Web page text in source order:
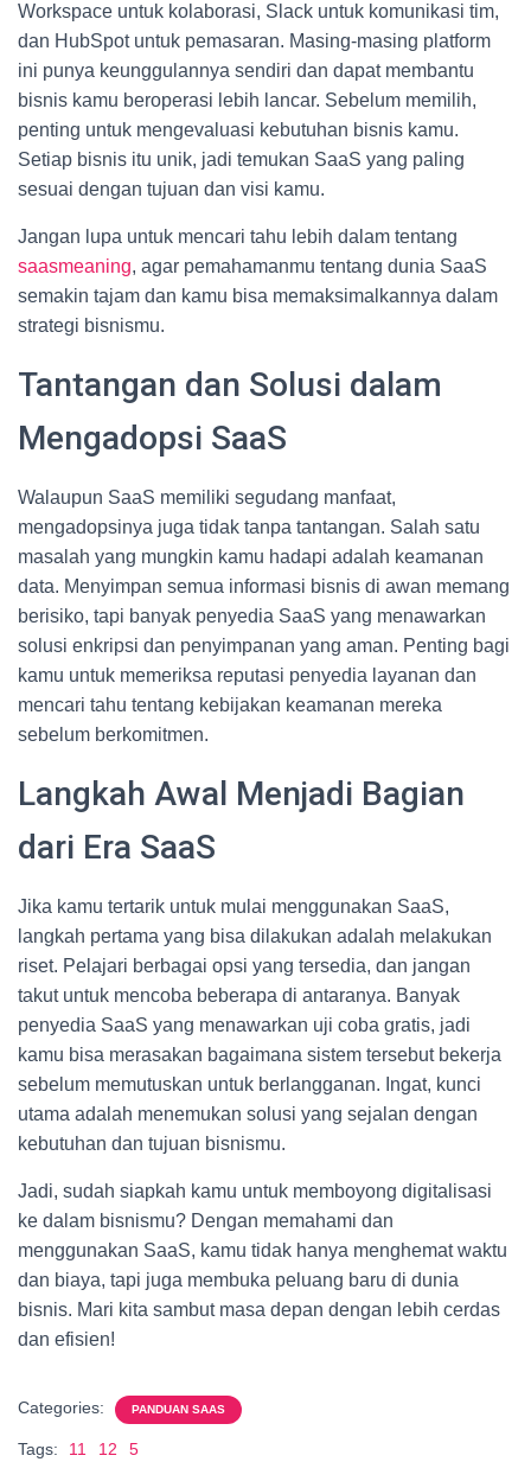
Workspace untuk kolaborasi, Slack untuk komunikasi tim,
dan HubSpot untuk pemasaran. Masing-masing platform
ini punya keunggulannya sendiri dan dapat membantu
bisnis kamu beroperasi lebih lancar. Sebelum memilih,
penting untuk mengevaluasi kebutuhan bisnis kamu.
Setiap bisnis itu unik, jadi temukan SaaS yang paling
sesuai dengan tujuan dan visi kamu.
Jangan lupa untuk mencari tahu lebih dalam tentang
saasmeaning, agar pemahamanmu tentang dunia SaaS
semakin tajam dan kamu bisa memaksimalkannya dalam
strategi bisnismu.
Tantangan dan Solusi dalam
Mengadopsi SaaS
Walaupun SaaS memiliki segudang manfaat,
mengadopsinya juga tidak tanpa tantangan. Salah satu
masalah yang mungkin kamu hadapi adalah keamanan
data. Menyimpan semua informasi bisnis di awan memang
berisiko, tapi banyak penyedia SaaS yang menawarkan
solusi enkripsi dan penyimpanan yang aman. Penting bagi
kamu untuk memeriksa reputasi penyedia layanan dan
mencari tahu tentang kebijakan keamanan mereka
sebelum berkomitmen.
Langkah Awal Menjadi Bagian
dari Era SaaS
Jika kamu tertarik untuk mulai menggunakan SaaS,
langkah pertama yang bisa dilakukan adalah melakukan
riset. Pelajari berbagai opsi yang tersedia, dan jangan
takut untuk mencoba beberapa di antaranya. Banyak
penyedia SaaS yang menawarkan uji coba gratis, jadi
kamu bisa merasakan bagaimana sistem tersebut bekerja
sebelum memutuskan untuk berlangganan. Ingat, kunci
utama adalah menemukan solusi yang sejalan dengan
kebutuhan dan tujuan bisnismu.
Jadi, sudah siapkah kamu untuk memboyong digitalisasi
ke dalam bisnismu? Dengan memahami dan
menggunakan SaaS, kamu tidak hanya menghemat waktu
dan biaya, tapi juga membuka peluang baru di dunia
bisnis. Mari kita sambut masa depan dengan lebih cerdas
dan efisien!
Categories: PANDUAN SAAS
Tags: 11 12 5